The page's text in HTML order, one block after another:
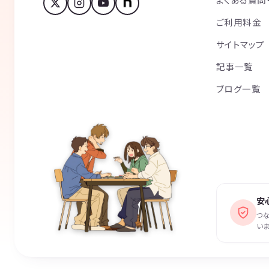
ご利用料金
サイトマップ
記事一覧
ブログ一覧
安
つ
い